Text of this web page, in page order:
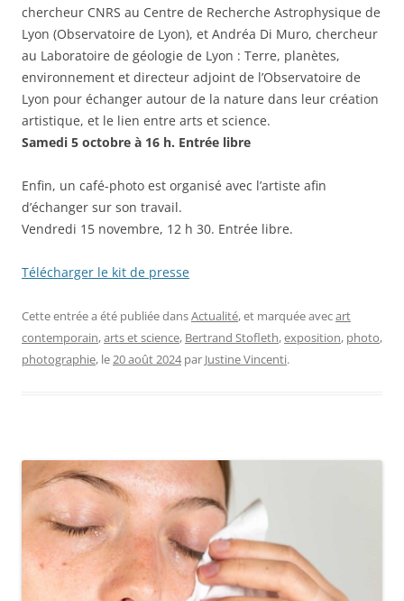
chercheur CNRS au Centre de Recherche Astrophysique de
Lyon (Observatoire de Lyon), et Andréa Di Muro, chercheur
au Laboratoire de géologie de Lyon : Terre, planètes,
environnement et directeur adjoint de l’Observatoire de
Lyon pour échanger autour de la nature dans leur création
artistique, et le lien entre arts et science.
Samedi 5 octobre à 16 h. Entrée libre
Enfin, un café-photo est organisé avec l’artiste afin
d’échanger sur son travail.
Vendredi 15 novembre, 12 h 30. Entrée libre.
Télécharger le kit de presse
Cette entrée a été publiée dansActualité, et marquée avecart
contemporain,arts et science, Bertrand Stofleth,exposition, photo,
photographie, le20 août 2024 par Justine Vincenti.